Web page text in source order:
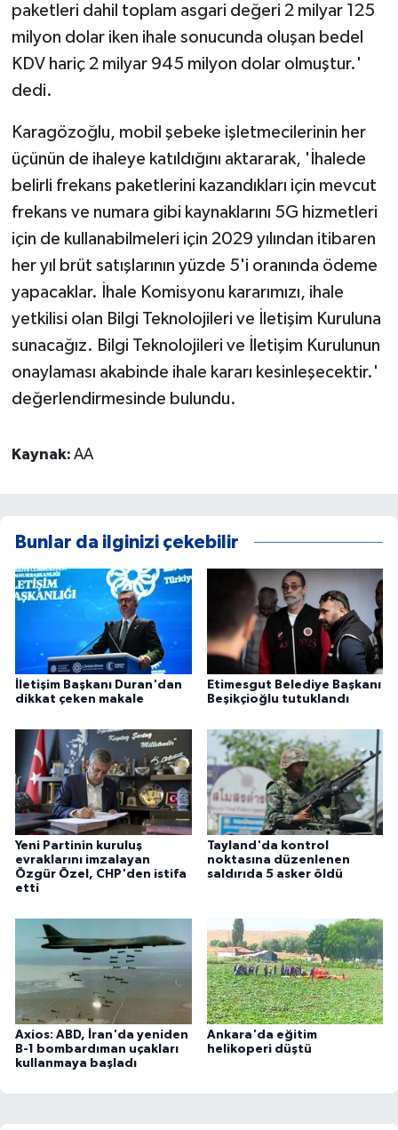
paketleri dahil toplam asgari değeri 2 milyar 125
milyon dolar iken ihale sonucunda oluşan bedel
KDV hariç 2 milyar 945 milyon dolar olmuştur.'
dedi.
Karagözoğlu, mobil şebeke işletmecilerinin her
üçünün de ihaleye katıldığını aktararak, 'İhalede
belirli frekans paketlerini kazandıkları için mevcut
frekans ve numara gibi kaynaklarını 5G hizmetleri
için de kullanabilmeleri için 2029 yılından itibaren
her yıl brüt satışlarının yüzde 5'i oranında ödeme
yapacaklar. İhale Komisyonu kararımızı, ihale
yetkilisi olan Bilgi Teknolojileri ve İletişim Kuruluna
sunacağız. Bilgi Teknolojileri ve İletişim Kurulunun
onaylaması akabinde ihale kararı kesinleşecektir.'
değerlendirmesinde bulundu.
Kaynak: AA
Bunlar da ilginizi çekebilir
İletişim Başkanı Duran'dan
dikkat çeken makale
Etimesgut Belediye Başkanı
Beşikçioğlu tutuklandı
Yeni Partinin kuruluş
evraklarını imzalayan
Özgür Özel, CHP'den istifa
etti
Tayland'da kontrol
noktasına düzenlenen
saldırıda 5 asker öldü
Axios: ABD, İran'da yeniden
B-1 bombardıman uçakları
kullanmaya başladı
Ankara'da eğitim
helikoperi düştü